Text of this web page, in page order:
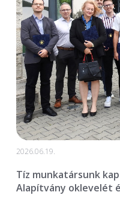
2026.06.19.
Tíz munkatársunk
Alapítvány oklevelét